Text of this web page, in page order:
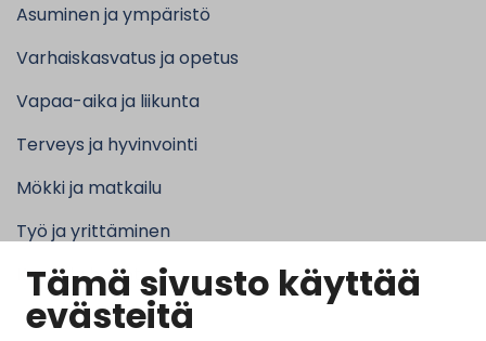
Tämä sivusto käyttää
evästeitä
Asuminen ja ympäristö
Varhaiskasvatus ja opetus
Vapaa-aika ja liikunta
Terveys ja hyvinvointi
Mökki ja matkailu
Työ ja yrittäminen
Kunta ja hallinto